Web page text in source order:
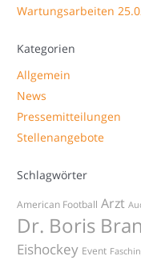
Wartungsarbeiten
Kategorien
Allgemein
News
Pressemitteilungen
Stellenangebote
Schlagwörter
American Football Arzt
Dr. Boris
Eishockey Event